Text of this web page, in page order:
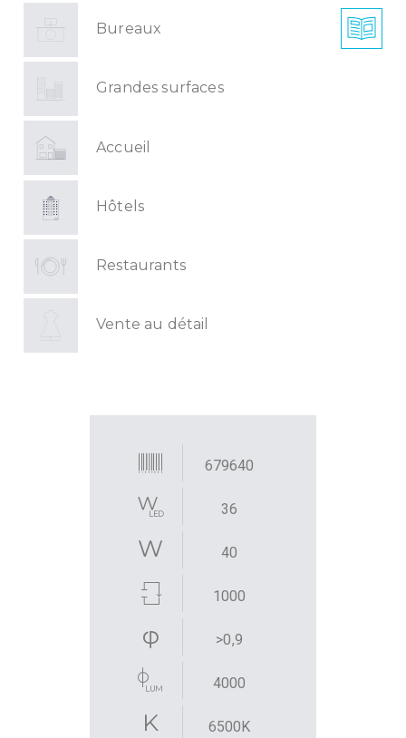
Bureaux
Grandes surfaces
Accueil
Hôtels
Restaurants
Vente au détail
679640
36
40
1000
>0,9
4000
6500K